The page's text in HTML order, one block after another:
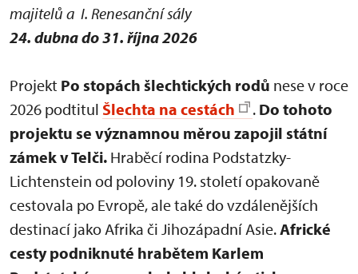
majitelů a I. Renesanční sály
24. dubna do 31. října 2026
Projekt Po stopách šlechtických rodů nese v roce
2026 podtitul Šlechta na cestách . Do tohoto
projektu se významnou měrou zapojil státní
zámek v Telči. Hraběcí rodina Podstatzky-
Lichtenstein od poloviny 19. století opakovaně
cestovala po Evropě, ale také do vzdálenějších
destinací jako Afrika či Jihozápadní Asie.Africké
cesty podniknuté hrabětem Karlem